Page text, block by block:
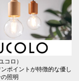
コロ）
ポイントが特徴的な優し
照明